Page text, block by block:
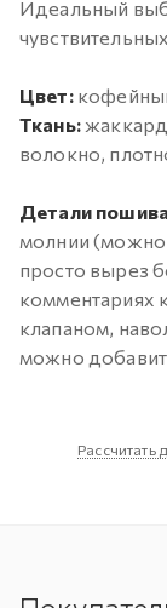
Идеальный
Цвет:
Ткань:
волокно,
Детали
молнии (можно
просто вырез
комментариях
клапаном,
можно
Рассчитать